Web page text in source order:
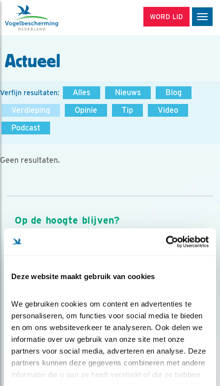
Deze website maakt gebruik van cookies
We gebruiken cookies om content en advertenties te
personaliseren, om functies voor social media te bieden
en om ons websiteverkeer te analyseren. Ook delen we
informatie over uw gebruik van onze site met onze
partners voor social media, adverteren en analyse. Deze
partners kunnen deze gegevens combineren met andere
informatie die u aan ze heeft verstrekt of die ze hebben
WORD LID
Actueel
Verfijn resultaten: Alles Nieuws
Blog
Verdieping
Opinie Tip
Video
Podcast
Geen resultaten.
Op de hoogte blijven?
Meld je aan en ontvang nieuws, inspiratie, acties en tips
over vogels en activiteiten van Vogelbescherming.